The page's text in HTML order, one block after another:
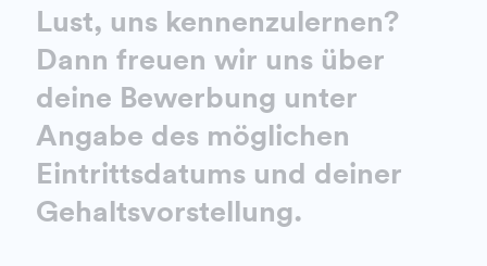
Lust, uns kennenzulernen?
Dann freuen wir uns über
deine Bewerbung unter
Angabe des möglichen
Eintrittsdatums und deiner
Gehaltsvorstellung.